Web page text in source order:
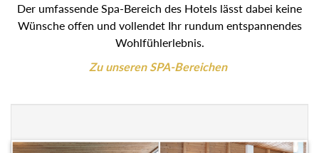
Der umfassende Spa-Bereich des Hotels lässt dabei keine
Wünsche offen und vollendet Ihr rundum entspannendes
Wohlfühlerlebnis.
Zu unseren SPA-Bereichen